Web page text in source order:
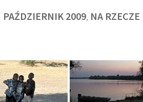
PAŹDZIERNIK 2009, NA